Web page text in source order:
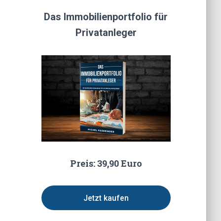
Das Immobilienportfolio für
Privatanleger
Preis: 39,90 Euro
Jetzt kaufen